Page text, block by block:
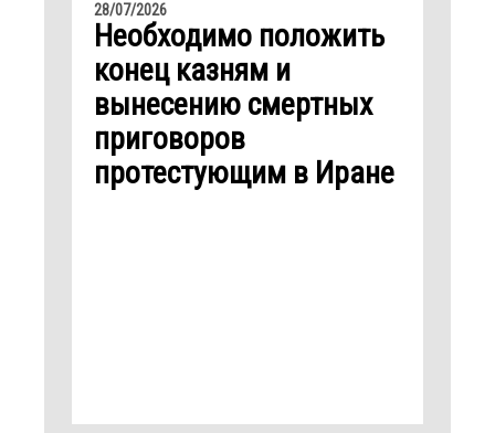
28/07/2026
Необходимо положить
конец казням и
вынесению смертных
приговоров
протестующим в Иране